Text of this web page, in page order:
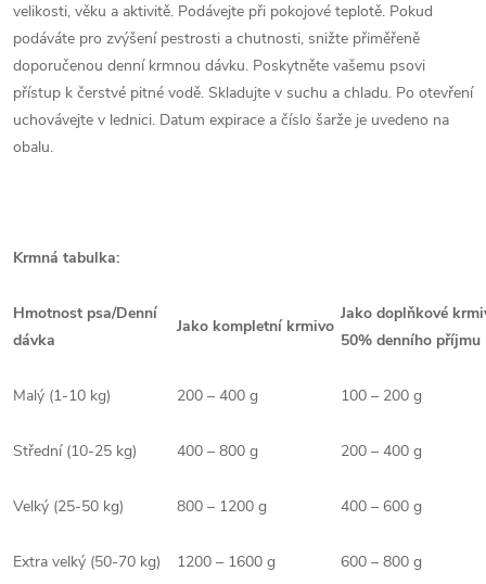
velikosti, věku a aktivitě. Podávejte při pokojové teplotě. Pokud
podáváte pro zvýšení pestrosti a chutnosti, snižte přiměřeně
doporučenou denní krmnou dávku. Poskytněte vašemu psovi
přístup k čerstvé pitné vodě. Skladujte v suchu a chladu. Po otevření
uchovávejte v lednici. Datum expirace a číslo šarže je uvedeno na
obalu.
Krmná tabulka:
Hmotnost psa/Denní
dávka
Jako kompletní krmivo
Jako doplňkové
50% denního příjmu
Malý (1-10 kg) 200 – 400 g 100 – 200 g
Střední (10-25 kg) 400 – 800 g 200 – 400 g
Velký (25-50 kg) 800 – 1200 g 400 – 600 g
Extra velký (50-70 kg) 1200 – 1600 g 600 – 800 g